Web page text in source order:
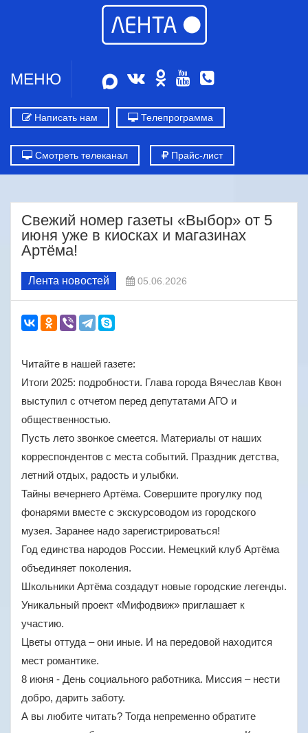
МЕНЮ
Написать нам Телепрограмма
Смотреть телеканал Прайс-лист
Свежий номер газеты «Выбор» от 5
июня уже в киосках и магазинах
Артёма!
Лента новостей 05.06.2026
Читайте в нашей газете:
Итоги 2025: подробности. Глава города Вячеслав Квон
выступил с отчетом перед депутатами АГО и
общественностью.
Пусть лето звонкое смеется. Материалы от наших
корреспондентов с места событий. Праздник детства,
летний отдых, радость и улыбки.
Тайны вечернего Артёма. Совершите прогулку под
фонарями вместе с экскурсоводом из городского
музея. Заранее надо зарегистрироваться!
Год единства народов России. Немецкий клуб Артёма
объединяет поколения.
Школьники Артёма создадут новые городские легенды.
Уникальный проект «Мифодвиж» приглашает к
участию.
Цветы оттуда – они иные. И на передовой находится
мест романтике.
8 июня - День социального работника. Миссия – нести
добро, дарить заботу.
А вы любите читать? Тогда непременно обратите